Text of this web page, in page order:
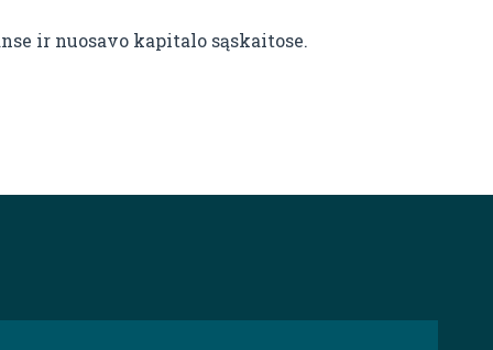
ir nuosavo kapitalo sąskaitose.